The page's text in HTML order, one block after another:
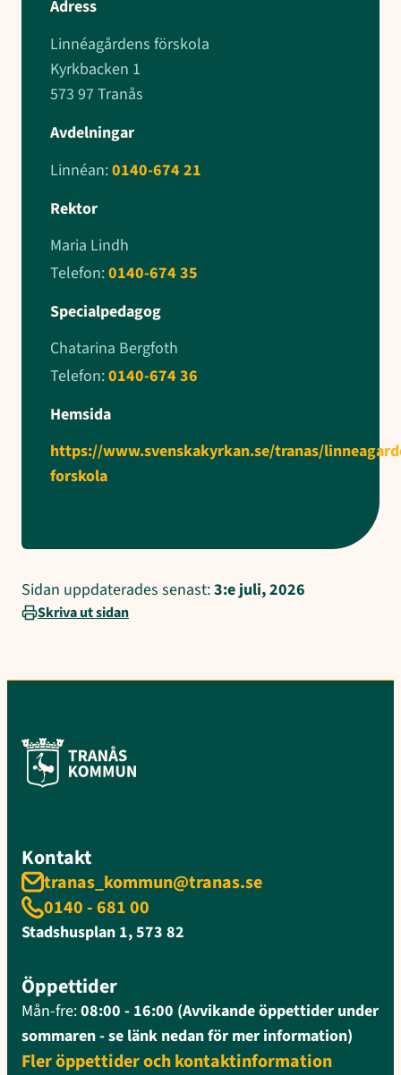
Adress
Linnéagårdens förskola
Kyrkbacken 1
573 97 Tranås
Avdelningar
Linnéan:0140-674 21
Rektor
Maria Lindh
Telefon:0140-674 35
Specialpedagog
Chatarina Bergfoth
Telefon:0140-674 36
Hemsida
https://www.svenskakyrkan.se/tranas/
forskola
Sidan uppdaterades senast:3:e juli, 2026
Skriva ut sidan
Kontakt
tranas_kommun@tranas.se
0140 - 681 00
Stadshusplan 1, 573 82
Öppettider
Mån-fre:08:00 - 16:00 (Avvikande öppettider under
sommaren - se länk nedan för mer information)
Fler öppettider och kontaktinformation